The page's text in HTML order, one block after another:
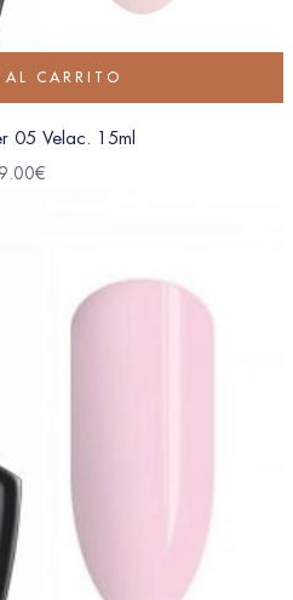
CARRITO
05 Velac. 15ml
9.00€